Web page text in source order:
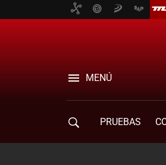
MENÚ
PRUEBAS